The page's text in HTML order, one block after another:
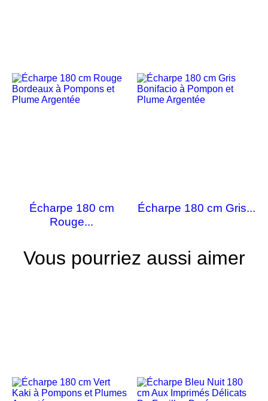
Écharpe 180 cm
Rouge...
Écharpe 180 cm Gris...
Vous pourriez aussi aimer